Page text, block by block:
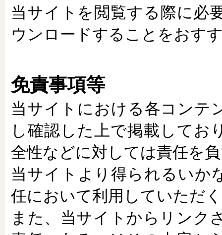
当サイトを閲覧する際に必
ウンロードすることをおす
免責事項等
当サイトにおける各コンテ
し確認した上で掲載してお
全性などに対しては責任を
当サイトより得られるいか
任において利用していただ
また、当サイトからリンク